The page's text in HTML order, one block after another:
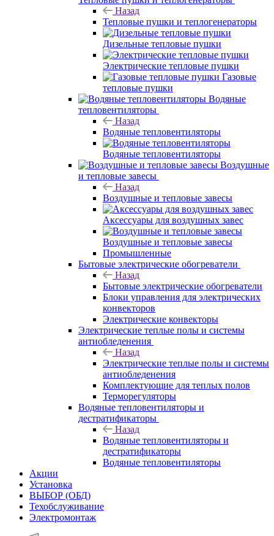
Назад
Тепловые пушки и теплогенераторы
Дизельные тепловые пушки
Электрические тепловые пушки
Газовые
тепловые пушки
Водяные
тепловентиляторы
Назад
Водяные тепловентиляторы
Водяные тепловентиляторы
Воздушные
и тепловые завесы
Назад
Воздушные и тепловые завесы
Аксессуары для воздушных завес
Воздушные и тепловые завесы
Промышленные
Бытовые электрические обогреватели
Назад
Бытовые электрические обогреватели
Блоки управления для электрических
конвекторов
Электрические конвекторы
Электрические теплые полы и системы
антиобледенения
Назад
Электрические теплые полы и системы
антиобледенения
Комплектующие для теплых полов
Терморегуляторы
Водяные тепловентиляторы и
дестратификаторы
Назад
Водяные тепловентиляторы и
дестратификаторы
Водяные тепловентиляторы
Акции
Установка
ВЫБОР (ОБД)
Техобслуживание
Электромонтаж